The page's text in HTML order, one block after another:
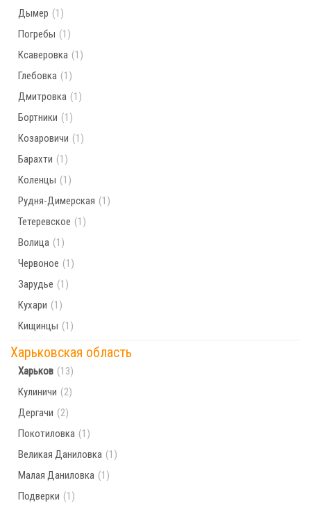
Дымер (1)
Погребы (1)
Ксаверовка (1)
Глебовка (1)
Дмитровка (1)
Бортники (1)
Козаровичи (1)
Барахти (1)
Коленцы (1)
Рудня-Димерская (1)
Тетеревское (1)
Волица (1)
Червоное (1)
Зарудье (1)
Кухари (1)
Кищинцы (1)
Харьковская область
Харьков (13)
Кулиничи (2)
Дергачи (2)
Покотиловка (1)
Великая Даниловка (1)
Малая Даниловка (1)
Подверки (1)